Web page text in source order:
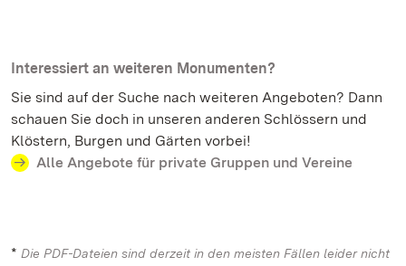
Interessiert an weiteren Monumenten?
Sie sind auf der Suche nach weiteren Angeboten? Dann
schauen Sie doch in unseren anderen Schlössern und
Klöstern, Burgen und Gärten vorbei!
Alle Angebote für private Gruppen und Vereine
* Die PDF-Dateien sind derzeit in den meisten Fällen leider nicht